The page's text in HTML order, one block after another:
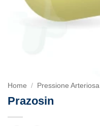
Home / Pressione Arteriosa
Prazosin